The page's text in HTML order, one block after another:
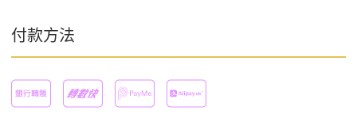
付款方法